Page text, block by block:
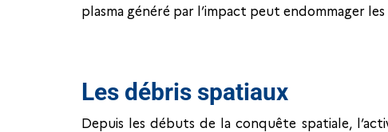
plasma généré par l’impact peut endommager
Les débris spatiaux
Depuis les débuts de la conquête spatiale,